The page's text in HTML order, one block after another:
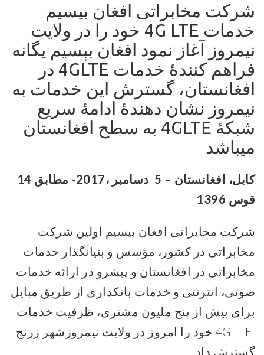
شرکت مخابراتی افغان بیسیم
خدمات 4G LTE خود را در ولایت
نیمروز آغاز نمود افغان بېسیم یگانه
فراهم کنندۀ خدمات 4GLTE در
افغانستان، گسترش این خدمات به
نیمروز نشان دهندۀ ادامۀ سریع
شبکۀ 4GLTE به سطح افغانستان
میباشد
کابل، افغانستان – 5 دسامبر ،2017- مطابق 14
قوس 1396
شرکت مخابراتی افغان بیسیم اولین شرکت
مخابراتی در کشور، مؤسس و بنیانگذار خدمات
مخابراتی در افغانستان و پیشرو در ارائه خدمات
صوتی، انترنتی و خدمات بانکداری از طریق مبایل
برای بیش از پنج ملیون مشتری، ظرفیت خدمات
4G LTE خود را امروز در ولایت نیمروزشهر زرنج
گسترش داد.